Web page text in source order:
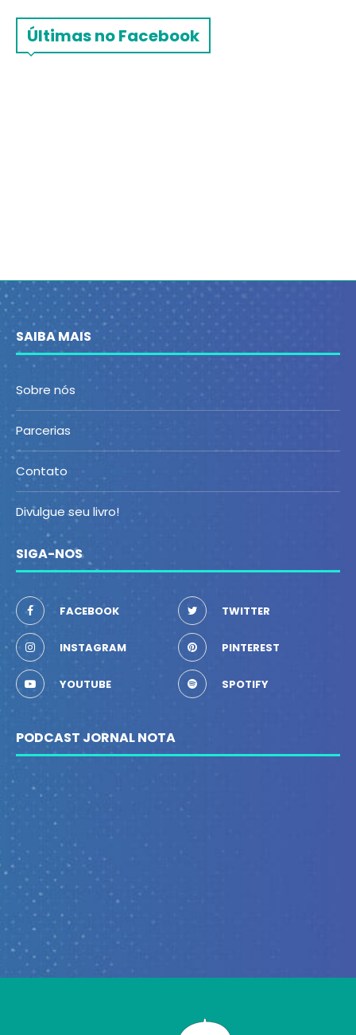
Últimas no Facebook
SAIBA MAIS
Sobre nós
Parcerias
Contato
Divulgue seu livro!
SIGA-NOS
FACEBOOK TWITTER
INSTAGRAM PINTEREST
YOUTUBE SPOTIFY
PODCAST JORNAL NOTA